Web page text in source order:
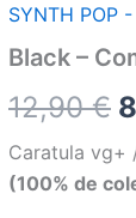
SYNTH POP
Black –
12,90€
Caratula vg+
(100% de